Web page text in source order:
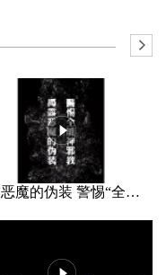
揭露恶魔的伪装 警惕“全能神”邪教